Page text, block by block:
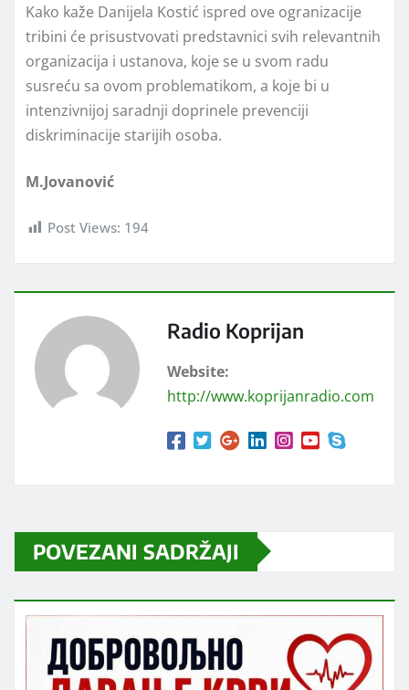
Kako kaže Danijela Kostić ispred ove ogranizacije
tribini će prisustvovati predstavnici svih relevantnih
organizacija i ustanova, koje se u svom radu
susreću sa ovom problematikom, a koje bi u
intenzivnijoj saradnji doprinele prevenciji
diskriminacije starijih osoba.
M.Jovanović
Post Views: 194
Radio Koprijan
Website:
http://www.koprijanradio.com
POVEZANI SADRŽAJI